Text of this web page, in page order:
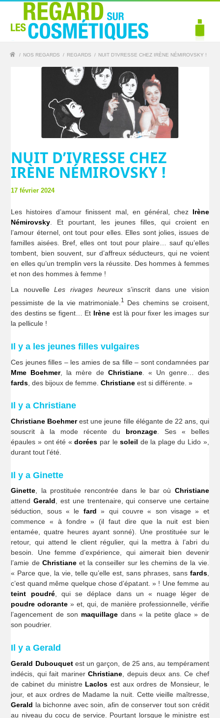
/ NOS REGARDS / REGARDS / NUIT D’IVRESSE CHEZ IRÈNE NÉMIROVSKY !
NUIT D’IVRESSE CHEZ
IRÈNE NÉMIROVSKY !
17 février 2024
Les histoires d’amour finissent mal, en général, chez Irène
Némirovsky . Et pourtant, les jeunes filles, qui croient en
l’amour éternel, ont tout pour elles. Elles sont jolies, issues de
familles aisées. Bref, elles ont tout pour plaire… sauf qu’elles
tombent, bien souvent, sur d’affreux séducteurs, qui ne voient
en elles qu’un tremplin vers la réussite. Des hommes à femmes
et non des hommes à femme !
La nouvelleLes rivages heureux s’inscrit dans une vision
pessimiste de la vie matrimoniale. 1
Des chemins se croisent,
des destins se figent… Et Irèneest là pour fixer les images sur
la pellicule !
Il y a les jeunes filles vulgaires
Ces jeunes filles – les amies de sa fille – sont condamnées par
Mme Boehmer, la mère de Christiane. « Un genre… des
fards , des bijoux de femme.Christiane est si différente. »
Il y a Christiane
Christiane Boehmerest une jeune fille élégante de 22 ans, qui
souscrit à la mode récente du bronzage. Ses « belles
épaules » ont été «dorées par lesoleil de la plage du Lido »,
durant tout l’été.
Il y a Ginette
Ginette, la prostituée rencontrée dans le bar où Christiane
attendGerald, est une trentenaire, qui conserve une certaine
séduction, sous « le fard » qui couvre « son visage » et
commence « à fondre » (il faut dire que la nuit est bien
entamée, quatre heures ayant sonné). Une prostituée sur le
retour, qui attend le client régulier, qui la mettra à l’abri du
besoin. Une femme d’expérience, qui aimerait bien devenir
l’amie de Christianeet la conseiller sur les chemins de la vie.
« Parce que, la vie, telle qu’elle est, sans phrases, sans fards,
c’est quand même quelque chose d’épatant. » ! Une femme au
teint poudré, qui se déplace dans un « nuage léger de
poudre odorante » et, qui, de manière professionnelle, vérifie
l’agencement de son maquillagedans « la petite glace » de
son poudrier.
Il y a Gerald
Gerald Dubouquetest un garçon, de 25 ans, au tempérament
indécis, qui fait marinerChristiane , depuis deux ans. Ce chef
de cabinet du ministre Laclos est aux ordres de Monsieur, le
jour, et aux ordres de Madame la nuit. Cette vieille maîtresse,
Gerald la bichonne avec soin, afin de conserver tout son crédit
au niveau du cocu de service. Pourtant lorsque le ministre est